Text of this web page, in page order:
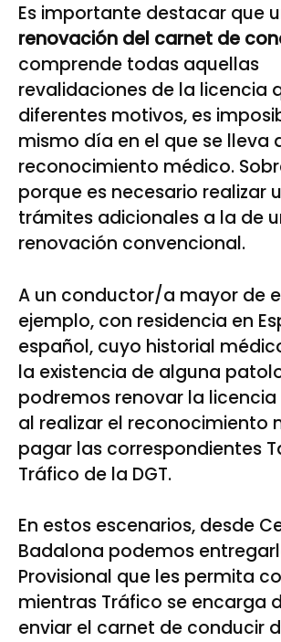
Es importante destacar que
renovación del carnet de
comprende todas aquellas
revalidaciones de la licencia
diferentes motivos, es
mismo día en el que se lleva
reconocimiento médico.
porque es necesario realizar
trámites adicionales a la de
renovación convencional.
A un conductor/a mayor de
ejemplo, con residencia en
español, cuyo historial
la existencia de alguna
podremos renovar la
al realizar el reconocimiento
pagar las correspondientes
Tráfico de la DGT.
En estos escenarios, desde
Badalona podemos
Provisional que les permita
mientras Tráfico se encarga
enviar el carnet de conducir